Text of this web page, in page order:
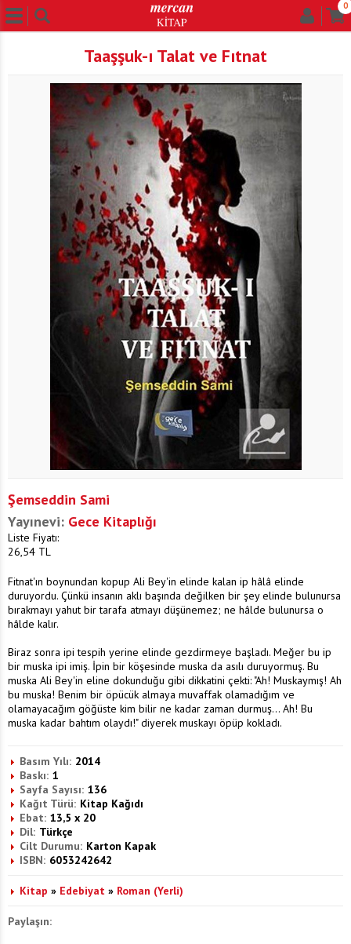
0
Taaşşuk-ı Talat ve Fıtnat
Şemseddin Sami
Yayınevi: Gece Kitaplığı
Liste Fiyatı:
26,54 TL
Fitnat'ın boynundan kopup Ali Bey'in elinde kalan ip hâlâ elinde
duruyordu. Çünkü insanın aklı başında değilken bir şey elinde bulunursa
bırakmayı yahut bir tarafa atmayı düşünemez; ne hâlde bulunursa o
hâlde kalır.
Biraz sonra ipi tespih yerine elinde gezdirmeye başladı. Meğer bu ip
bir muska ipi imiş. İpin bir köşesinde muska da asılı duruyormuş. Bu
muska Ali Bey'in eline dokunduğu gibi dikkatini çekti: "Ah! Muskaymış! Ah
bu muska! Benim bir öpücük almaya muvaffak olamadığım ve
olamayacağım göğüste kim bilir ne kadar zaman durmuş... Ah! Bu
muska kadar bahtım olaydı!" diyerek muskayı öpüp kokladı.
Basım Yılı: 2014
Baskı: 1
Sayfa Sayısı: 136
Kağıt Türü: Kitap Kağıdı
Ebat: 13,5 x 20
Dil: Türkçe
Cilt Durumu: Karton Kapak
ISBN: 6053242642
Kitap » Edebiyat » Roman (Yerli)
Paylaşın: